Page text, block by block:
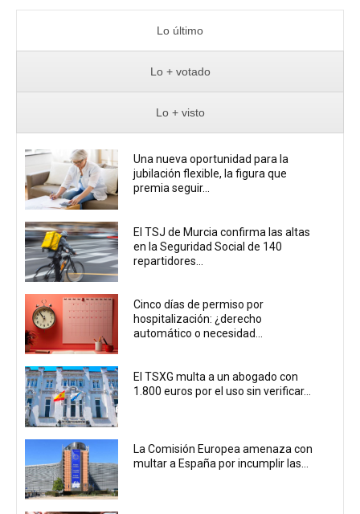
Lo último
Lo + votado
Lo + visto
Una nueva oportunidad para la
jubilación flexible, la figura que
premia seguir...
El TSJ de Murcia confirma las altas
en la Seguridad Social de 140
repartidores...
Cinco días de permiso por
hospitalización: ¿derecho
automático o necesidad...
El TSXG multa a un abogado con
1.800 euros por el uso sin verificar...
La Comisión Europea amenaza con
multar a España por incumplir las...